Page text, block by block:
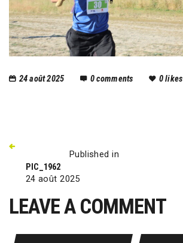
24 août 2025 0comments 0likes
Published in
PIC_1962
24 août 2025
LEAVE A COMMENT